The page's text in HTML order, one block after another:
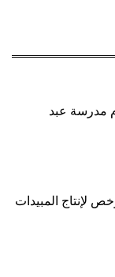
مدرسة عبد
لإنتاج المبيدات